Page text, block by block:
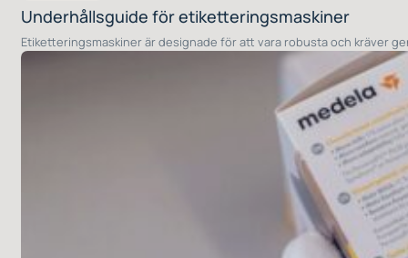
Underhållsguide för etiketteringsmaskiner
Etiketteringsmaskiner är designade för att vara robusta och kräver